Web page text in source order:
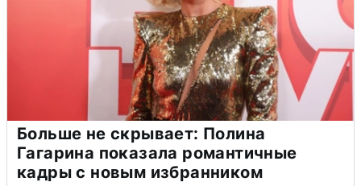
Больше не скрывает: Полина
Гагарина показала романтичные
кадры с новым избранником